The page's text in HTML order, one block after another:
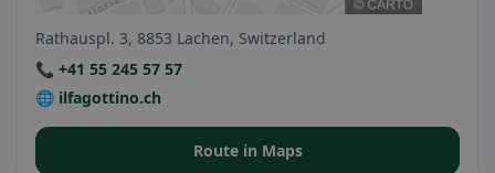
Rathauspl. 3, 8853 Lachen, Switzerland
📞 +41 55 245 57 57
🌐 ilfagottino.ch
Route in Maps